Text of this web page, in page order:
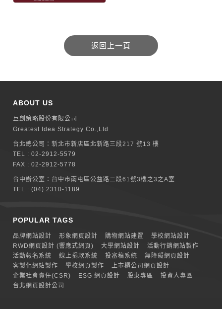
ABOUT US
巨創策略股份有限公司
Greatest Idea Strategy Co.,Ltd
台北總公司：新北巿新店區北新路三段217 號13 樓
TEL :02-2912-5579
FAX : 02-2912-5778
台中辦公室： 台中市南屯區公益路二段61號3樓之3之A室
TEL :(04) 2310-1189
POPULAR TAGS
品牌網站設計 形象網頁設計 購物網站建置
學校網站設計
RWD網頁設計 (響應式網頁)
大學網站設計
活動行銷網站製作
活動報名系統
線上捐款系統 投審稿系統
無障礙網頁設計
客製化網站製作
學校網頁製作
上市櫃公司網頁設計
企業社會責任(CSR)
ESG 網頁設計 股東專區
投資人專區
台北網頁設計公司